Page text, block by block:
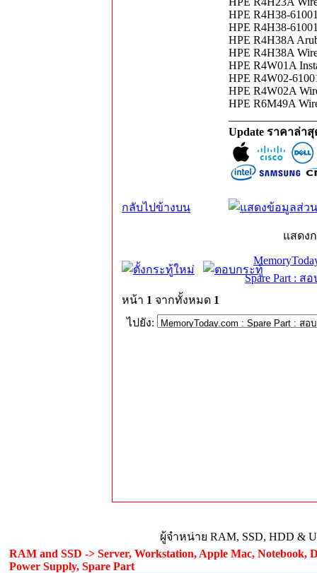
HPE R4H38-
HPE R4H38-
HPE R4H38A
HPE R4H38A
HPE R4W01A
HPE R4W02-
HPE R4W02A
HPE R6M49A
Update ราคาล่า
กลับไปข้างบน
แสดง
Spare Part : ส
หน้า 1 จากทั้งหมด 1
ไปยัง:
ผู้จำหน่าย RAM, SSD, HDD &
RAM and SSD -> Server, Workstation, Apple Mac, Notebook,
Power Supply, Spare Part